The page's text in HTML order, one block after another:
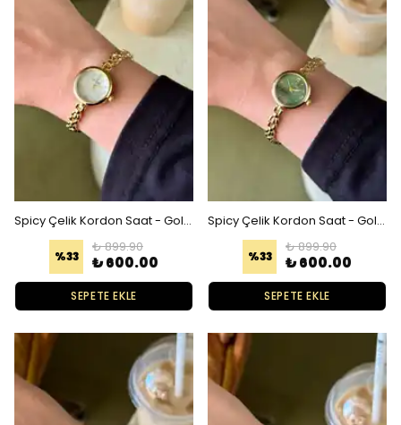
Spicy Çelik Kordon Saat - Gold Beyaz
%33
₺ 899.90
₺ 600.00
SEPETE EKLE
Spicy Çelik Kordon Saat - Gold Yeşil
%33
₺ 899.90
₺ 600.00
SEPETE EKLE